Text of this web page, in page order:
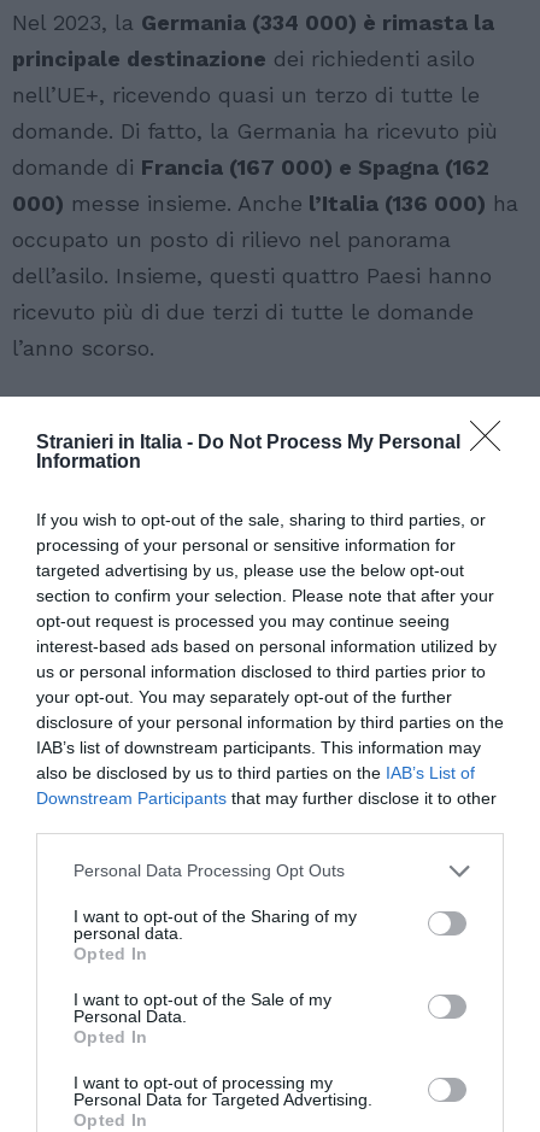
Stranieri in Italia - Do Not Process My Personal
Information
If you wish to opt-out of the sale, sharing to third parties, or
processing of your personal or sensitive information for
targeted advertising by us, please use the below opt-out
section to confirm your selection. Please note that after your
opt-out request is processed you may continue seeing
interest-based ads based on personal information utilized by
us or personal information disclosed to third parties prior to
your opt-out. You may separately opt-out of the further
disclosure of your personal information by third parties on the
IAB’s list of downstream participants. This information may
also be disclosed by us to third parties on the IAB’s List of
Downstream Participants that may further disclose it to other
Personal Data Processing Opt Outs
I want to opt-out of the Sharing of my
personal data.
Opted In
I want to opt-out of the Sale of my
Personal Data.
Opted In
I want to opt-out of processing my
Personal Data for Targeted Advertising.
Opted In
Nel 2023, la Germania (334 000) è rimasta la
principale destinazione dei richiedenti asilo
nell’UE+, ricevendo quasi un terzo di tutte le
domande. Di fatto, la Germania ha ricevuto più
domande di Francia (167 000) e Spagna (162
000) messe insieme. Anche l’Italia (136 000) ha
occupato un posto di rilievo nel panorama
dell’asilo. Insieme, questi quattro Paesi hanno
ricevuto più di due terzi di tutte le domande
l’anno scorso.
delle loro domande in un unico Paese dell’UE+.
Nel 2023, questi includono venezuelani e
colombiani, che hanno presentato oltre l’80%
delle loro domande in Spagna;